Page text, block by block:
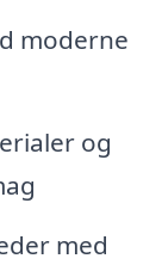
moderne
og
med